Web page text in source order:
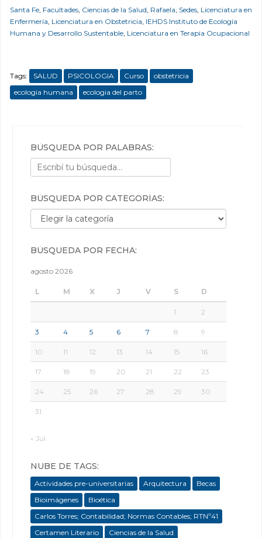
Santa Fe, Facultades, Ciencias de la Salud, Rafaela, Sedes, Licenciatura en
Enfermería, Licenciatura en Obstetricia, IEHDS Instituto de Ecología
Humana y Desarrollo Sustentable, Licenciatura en Terapia Ocupacional
Tags: SALUD PSICOLOGIA Curso
obstetricia
ecologia humana
ecologia del parto
BÚSQUEDA POR PALABRAS:
BÚSQUEDA POR CATEGORÍAS:
Búsqueda por categorías:
BÚSQUEDA POR FECHA:
agosto 2026
L M X J V S D
1 2
3 4 5 6 7 8 9
10 11 12 13 14 15 16
17 18 19 20 21 22 23
24 25 26 27 28 29 30
31
« Jul
NUBE DE TAGS:
Actividades pre-universitarias Arquitectura
Becas
Bioimágenes
Bioética
Carlos Torres; Contabilidad; Normas Contables; RTNº41
Certamen Literario
Ciencias de la Salud